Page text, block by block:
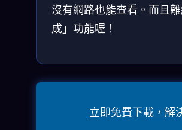
沒有網路也能查看。而且
成」功能喔！
立即免費下載，解